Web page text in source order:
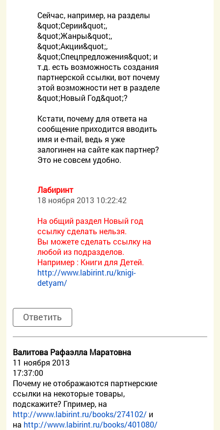
Сейчас, например, на разделы
&quot;Серии&quot;,
&quot;Жанры&quot;,
&quot;Акции&quot;,
&quot;Спецпредложения&quot; и
т.д. есть возможность создания
партнерской ссылки, вот почему
этой возможности нет в разделе
&quot;Новый Год&quot;?
Кстати, почему для ответа на
сообщение приходится вводить
имя и e-mail, ведь я уже
залогинен на сайте как партнер?
Это не совсем удобно.
Лабиринт
18 ноября 2013 10:22:42
На общий раздел Новый год
ссылку сделать нельзя.
Вы можете сделать ссылку на
любой из подразделов.
Например : Книги для Детей.
http://www.labirint.ru/knigi-
detyam/
Ответить
Валитова Рафаэлла Маратовна
11 ноября 2013
17:37:00
Почему не отображаются партнерские
ссылки на некоторые товары,
подскажите? Гпример, на
http://www.labirint.ru/books/274102/ и
на http://www.labirint.ru/books/401080/